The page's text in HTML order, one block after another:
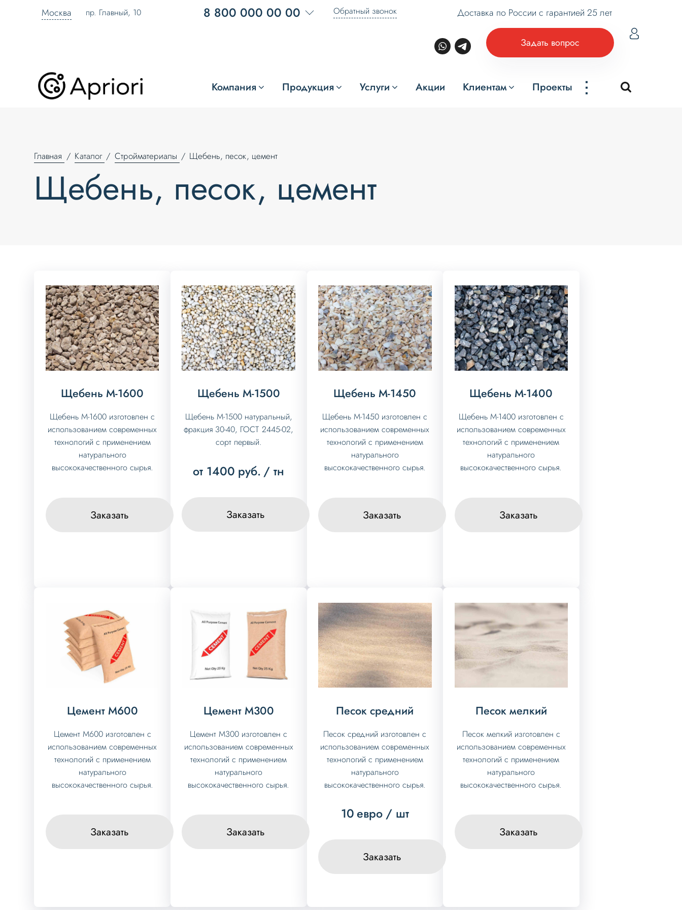
Москва пр. Главный, 10 8 800 000 00 00 Обратный звонок Доставка по России с гарантией 25 лет
Задать вопрос
Компания Продукция Услуги Акции Клиентам Проекты ...
Главная Каталог Стройматериалы Щебень, песок, цемент
Щебень, песок, цемент
Щебень М-1600
Щебень М-1600 изготовлен с
использованием современных
технологий с применением
натурального
высококачественного сырья.
Заказать
Щебень М-1500
Щебень М-1500 натуральный,
фракция 30-40, ГОСТ 2445-02,
сорт первый.
от 1400 руб. / тн
Заказать
Щебень М-1450
Щебень М-1450 изготовлен с
использованием современных
технологий с применением
натурального
высококачественного сырья.
Заказать
Щебень М-1400
Щебень М-1400 изготовлен с
использованием современных
технологий с применением
натурального
высококачественного сырья.
Заказать
Цемент М600
Цемент М600 изготовлен с
использованием современных
технологий с применением
натурального
высококачественного сырья.
Заказать
Цемент М300
Цемент М300 изготовлен с
использованием современных
технологий с применением
натурального
высококачественного сырья.
Заказать
Песок средний
Песок средний изготовлен с
использованием современных
технологий с применением
натурального
высококачественного сырья.
10евро / шт
Заказать
Песок мелкий
Песок мелкий изготовлен с
использованием современных
технологий с применением
натурального
высококачественного сырья.
Заказать